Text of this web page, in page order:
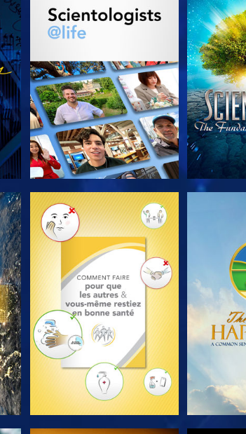
DÉCOUVRIR LES SÉRIES